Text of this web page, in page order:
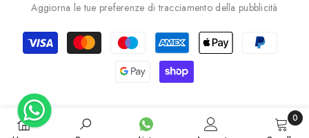
Aggiorna le tue preferenze di tracciamento della pubblicità
Payment
methods
0